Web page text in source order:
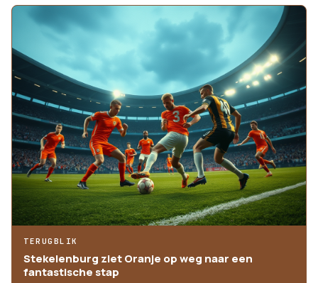
TERUGBLIK
Stekelenburg ziet Oranje op weg naar een
fantastische stap